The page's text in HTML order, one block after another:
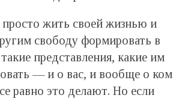
жить своей жизнью и
свободу формировать в
представления, какие им
— и о вас, и вообще о ком
равно это делают. Но если